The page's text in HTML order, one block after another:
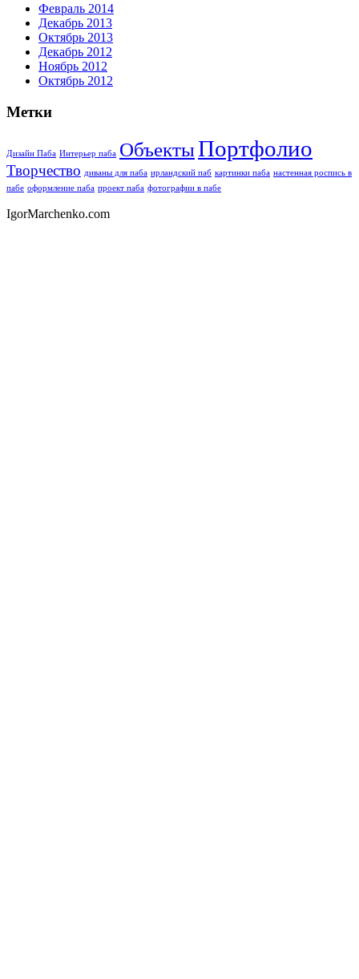
Февраль 2014
Декабрь 2013
Октябрь 2013
Декабрь 2012
Ноябрь 2012
Октябрь 2012
Метки
Дизайн Паба Интерьер паба ОбъектыПортфолио
Творчество диваны для паба ирландский паб картинки паба настенная роспись в
пабе оформление паба проект паба фотографии в пабе
IgorMarchenko.com